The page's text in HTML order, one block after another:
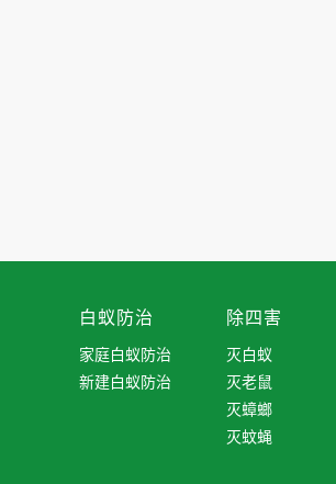
白蚁防治
家庭白蚁防治
新建白蚁防治
除四害
灭白蚁
灭老鼠
灭蟑螂
灭蚊蝇